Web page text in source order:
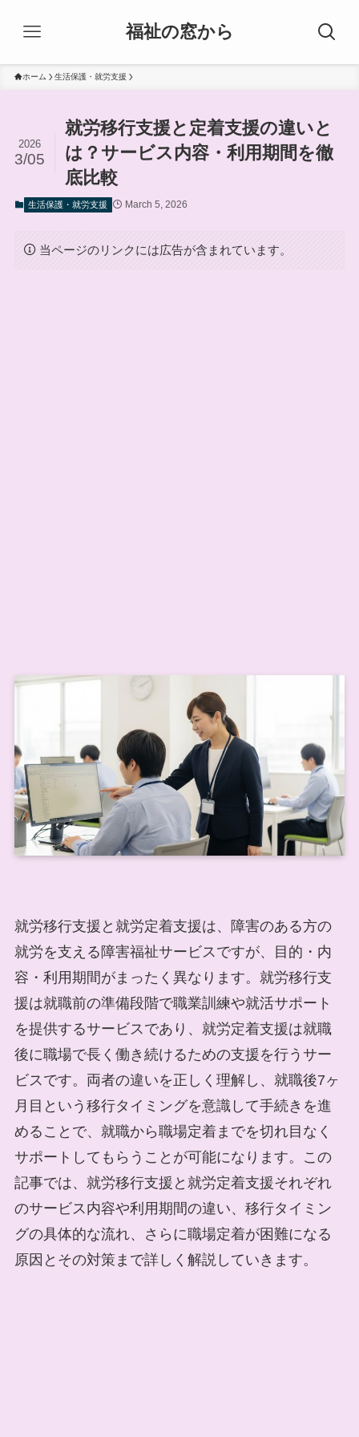
福祉の窓から
ホーム 生活保護・就労支援
就労移行支援と定着支援の違いと
は？サービス内容・利用期間を徹
底比較
2026
3/05
生活保護・就労支援 March 5, 2026
当ページのリンクには広告が含まれています。
就労移行支援と就労定着支援は、障害のある方の
就労を支える障害福祉サービスですが、目的・内
容・利用期間がまったく異なります。就労移行支
援は就職前の準備段階で職業訓練や就活サポート
を提供するサービスであり、就労定着支援は就職
後に職場で長く働き続けるための支援を行うサー
ビスです。両者の違いを正しく理解し、就職後7ヶ
月目という移行タイミングを意識して手続きを進
めることで、就職から職場定着までを切れ目なく
サポートしてもらうことが可能になります。この
記事では、就労移行支援と就労定着支援それぞれ
のサービス内容や利用期間の違い、移行タイミン
グの具体的な流れ、さらに職場定着が困難になる
原因とその対策まで詳しく解説していきます。